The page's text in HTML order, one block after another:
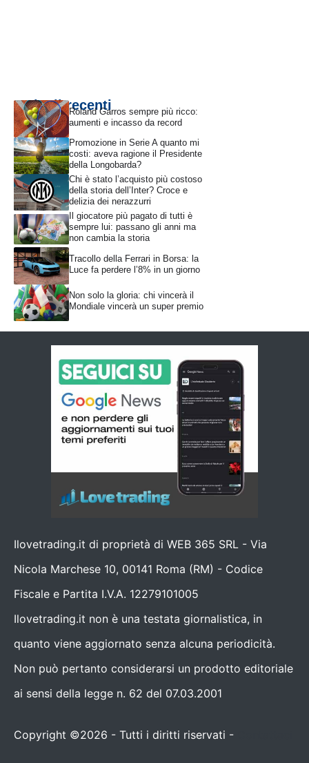
Articoli recentiRoland Garros sempre più ricco:
aumenti e incasso da record
Promozione in Serie A quanto mi
costi: aveva ragione il Presidente
della Longobarda?
Chi è stato l’acquisto più costoso
della storia dell’Inter? Croce e
delizia dei nerazzurri
Il giocatore più pagato di tutti è
sempre lui: passano gli anni ma
non cambia la storia
Tracollo della Ferrari in Borsa: la
Luce fa perdere l’8% in un giorno
Non solo la gloria: chi vincerà il
Mondiale vincerà un super premio
Ilovetrading.it di proprietà di WEB 365 SRL - Via
Nicola Marchese 10, 00141 Roma (RM) - Codice
Fiscale e Partita I.V.A. 12279101005
Ilovetrading.it non è una testata giornalistica, in
quanto viene aggiornato senza alcuna periodicità.
Non può pertanto considerarsi un prodotto editoriale
ai sensi della legge n. 62 del 07.03.2001
Copyright ©2026 - Tutti i diritti riservati -